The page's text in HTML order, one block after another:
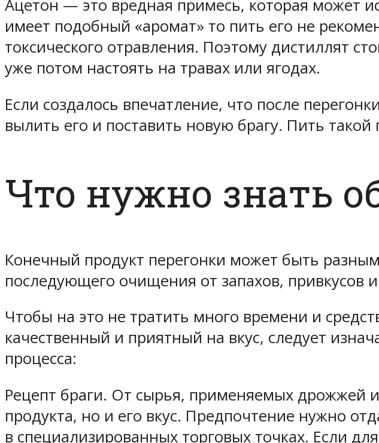
Ацетон — это вредная примесь, которая может
имеет подобный «аромат» то пить его не
токсического отравления. Поэтому дистиллят
уже потом настоять на травах или ягодах.
Если создалось впечатление, что после
вылить его и поставить новую брагу. Пить
Что нужно знать
Конечный продукт перегонки может быть
последующего очищения от запахов, привкусов
Чтобы на это не тратить много времени и
качественный и приятный на вкус, следует
процесса:
Рецепт браги. От сырья, применяемых дрожжей
продукта, но и его вкус. Предпочтение нужно
в специализированных торговых точках. Если